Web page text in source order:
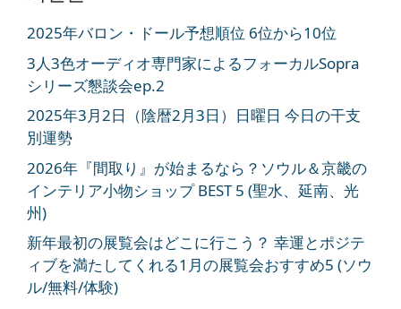
2025年バロン・ドール予想順位 6位から10位
3人3色オーディオ専門家によるフォーカルSopra
シリーズ懇談会ep.2
2025年3月2日（陰暦2月3日）日曜日 今日の干支
別運勢
2026年『間取り』が始まるなら？ソウル＆京畿の
インテリア小物ショップ BEST 5 (聖水、延南、光
州)
新年最初の展覧会はどこに行こう？ 幸運とポジテ
ィブを満たしてくれる1月の展覧会おすすめ5 (ソウ
ル/無料/体験)